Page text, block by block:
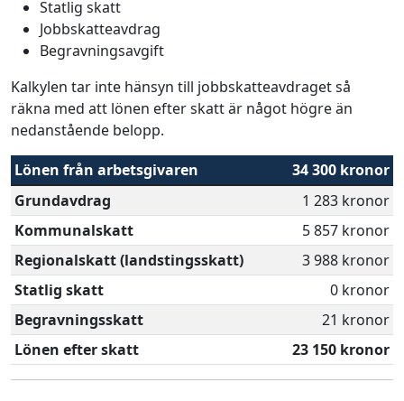
Statlig skatt
Jobbskatteavdrag
Begravningsavgift
Kalkylen tar inte hänsyn till jobbskatteavdraget så
räkna med att lönen efter skatt är något högre än
nedanstående belopp.
Lönen från arbetsgivaren
34 300 kronor
Grundavdrag
1 283 kronor
Kommunalskatt
5 857 kronor
Regionalskatt (landstingsskatt)
3 988 kronor
Statlig skatt
0 kronor
Begravningsskatt
21 kronor
Lönen efter skatt
23 150 kronor